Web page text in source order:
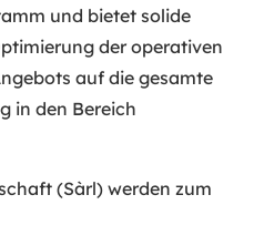
und bietet solide
der operativen
auf die gesamte
in den Bereich
(Sàrl) werden zum